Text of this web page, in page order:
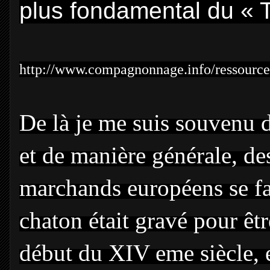
plus fondamental du «
http://www.compagnonnage.info/
De là je me suis souvenu
et de manière générale,
marchands européens se
chaton était gravé pour
début du XIV eme siècle,